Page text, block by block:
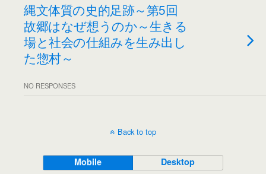
縄文体質の史的足跡～第5回
故郷はなぜ想うのか～生きる
場と社会の仕組みを生み出し
た惣村～
NO RESPONSES
Back to top
Mobile Desktop